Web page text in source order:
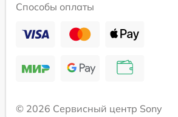
Способы оплаты
© 2026 Сервисный центр Sony